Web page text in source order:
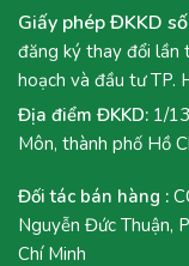
Giấy phép ĐKKD
đăng ký thay đổi lần
hoạch và đầu tư TP.
Địa điểm ĐKKD: 1/
Môn, thành phố Hồ
Đối tác bán hàng :
Nguyễn Đức Thuận,
Chí Minh